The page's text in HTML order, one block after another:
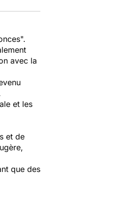
avec la
et les
et de
que des